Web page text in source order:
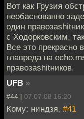
Вот как Грузия
необаснованно
один
с Ходорковским,
Все это прекрасно
главреда на
правозаshitников.
UFB »
#44 | 07.07.08 16:20
Кому: ниндзя, #41